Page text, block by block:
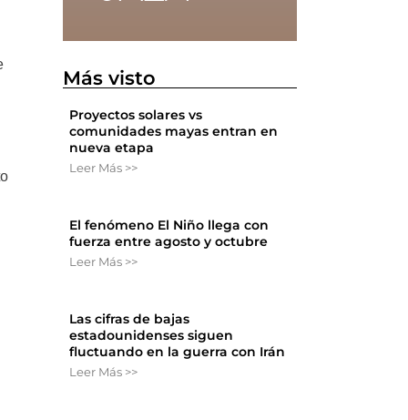
Más visto
Proyectos solares vs
comunidades mayas entran en
nueva etapa
Leer Más >>
El fenómeno El Niño llega con
fuerza entre agosto y octubre
Leer Más >>
Las cifras de bajas
estadounidenses siguen
fluctuando en la guerra con Irán
Leer Más >>